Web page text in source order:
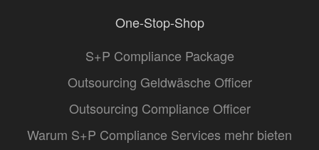
One-Stop-Shop
S+P Compliance Package
Outsourcing Geldwäsche Officer
Outsourcing Compliance Officer
Warum S+P Compliance Services mehr bieten